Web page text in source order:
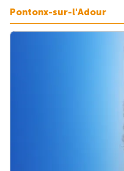
Pontonx-sur-l'Adour